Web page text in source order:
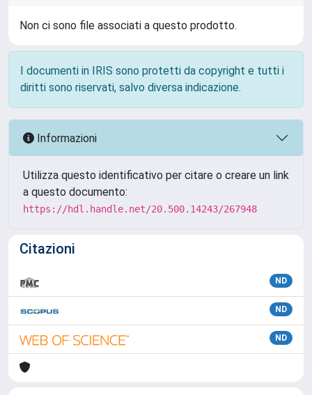
Non ci sono file associati a questo prodotto.
I documenti in IRIS sono protetti da copyright e tutti i
diritti sono riservati, salvo diversa indicazione.
Informazioni
Utilizza questo identificativo per citare o creare un link
a questo documento:
https://hdl.handle.net/20.500.14243/267948
Citazioni
ND
ND
ND